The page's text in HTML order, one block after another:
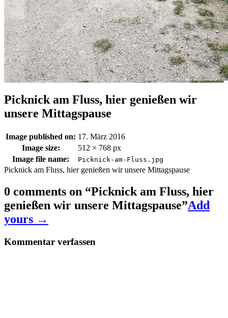
Picknick am Fluss, hier genießen wir
unsere Mittagspause
Image published on: 17. März 2016
Image size:
512 × 768 px
Image file name:
Picknick-am-Fluss.jpg
Picknick am Fluss, hier genießen wir unsere Mittagspause
0 comments on “Picknick am Fluss, hier
genießen wir unsere Mittagspause”Add
yours →
Kommentar verfassen